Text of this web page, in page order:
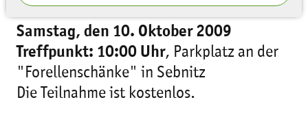
Samstag, den 10. Oktober 2009
Treffpunkt: 10:00 Uhr, Parkplatz an der
"Forellenschänke" in Sebnitz
Die Teilnahme ist kostenlos.